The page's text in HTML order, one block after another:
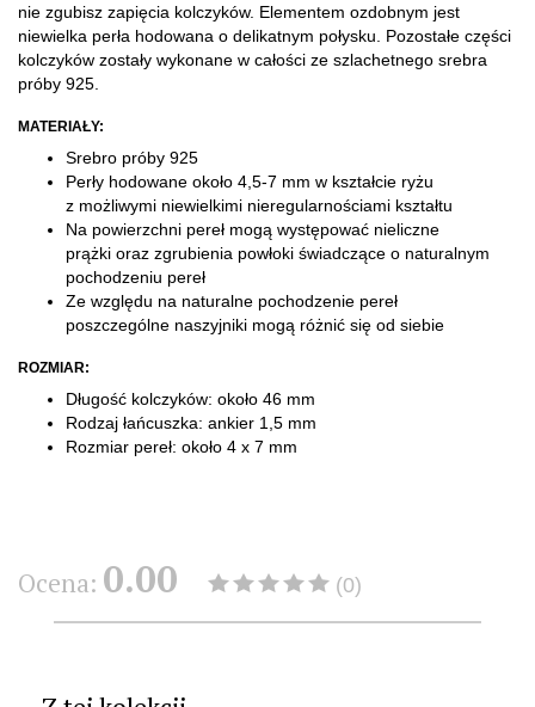
nie zgubisz zapięcia kolczyków. Elementem ozdobnym jest
niewielka perła hodowana o delikatnym połysku. Pozostałe części
kolczyków zostały wykonane w całości ze szlachetnego srebra
próby 925.
MATERIAŁY:
Srebro próby 925
Perły hodowane około 4,5-7 mm w kształcie ryżu
z możliwymi niewielkimi nieregularnościami kształtu
Na powierzchni pereł mogą występować nieliczne
prążki oraz zgrubienia powłoki świadczące o naturalnym
pochodzeniu pereł
Ze względu na naturalne pochodzenie pereł
poszczególne naszyjniki mogą różnić się od siebie
ROZMIAR:
Długość kolczyków: około 46 mm
Rodzaj łańcuszka: ankier 1,5 mm
Rozmiar pereł: około 4 x 7 mm
Ocena: 0.00 (0)